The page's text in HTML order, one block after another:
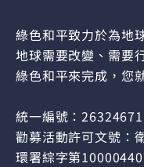
綠色和平致力於為地
地球需要改變、需要
綠色和平來完成，您
統一編號：26324671
勸募活動許可文號：
環署綜字第